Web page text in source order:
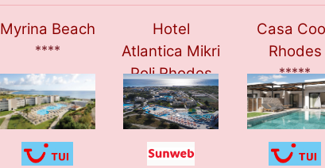
Myrina Beach
****
Hotel
Atlantica Mikri
Poli Rhodes
****
Casa
Rhodes
*****